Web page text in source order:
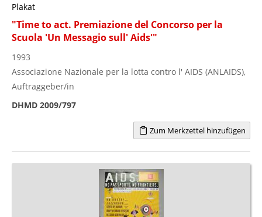
Plakat
"Time to act. Premiazione del Concorso per la
Scuola 'Un Messagio sull' Aids'"
1993
Associazione Nazionale per la lotta contro l' AIDS (ANLAIDS),
Auftraggeber/in
DHMD 2009/797
Zum Merkzettel hinzufügen